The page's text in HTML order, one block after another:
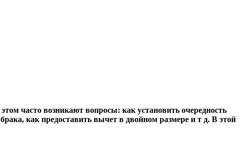
часто возникают вопросы: как установить очередность
как предоставить вычет в двойном размере и т д. В этой